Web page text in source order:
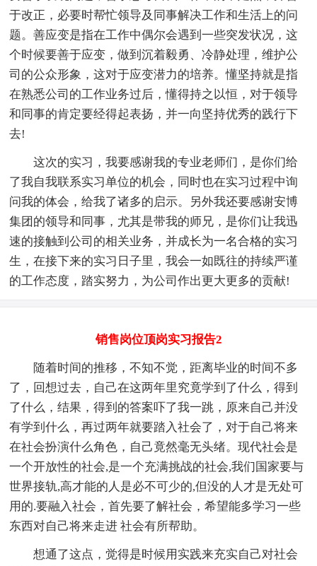
于改正，必要时帮忙领导及同事解决工作和生活上的问
题。善应变是指在工作中偶尔会遇到一些突发状况，这
个时候要善于应变，做到沉着毅勇、冷静处理，维护公
司的公众形象，这对于应变潜力的培养。懂坚持就是指
在熟悉公司的工作业务过后，懂得持之以恒，对于领导
和同事的肯定要经得起表扬，并一向坚持优秀的践行下
去!
这次的实习，我要感谢我的专业老师们，是你们给
了我自我联系实习单位的机会，同时也在实习过程中询
问我的体会，给我了诸多的启示。另外我还要感谢安博
集团的领导和同事，尤其是带我的师兄，是你们让我迅
速的接触到公司的相关业务，并成长为一名合格的实习
生，在接下来的实习日子里，我会一如既往的持续严谨
的工作态度，踏实努力，为公司作出更大更多的贡献!
销售岗位顶岗实习报告2
随着时间的推移，不知不觉，距离毕业的时间不多
了，回想过去，自己在这两年里究竟学到了什么，得到
了什么，结果，得到的答案吓了我一跳，原来自己并没
有学到什么，再过两年就要踏入社会了，对于自己将来
在社会扮演什么角色，自己竟然毫无头绪。现代社会是
一个开放性的社会,是一个充满挑战的社会,我们国家要与
世界接轨,高才能的人是必不可少的,但没的人才是无处可
用的.要融入社会，首先要了解社会，希望能多学习一些
东西对自己将来走进 社会有所帮助。
想通了这点，觉得是时候用实践来充实自己对社会